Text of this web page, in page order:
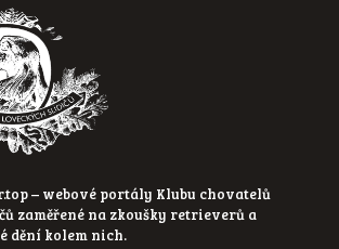
– webové portály Klubu chovatelů
zaměřené na zkoušky retrieverů a
dění kolem nich.